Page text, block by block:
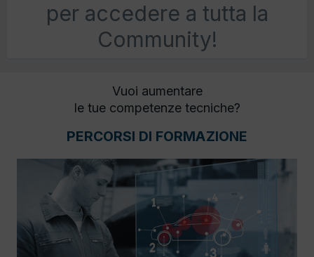
per accedere a tutta la
Community!
Vuoi aumentare
le tue competenze tecniche?
PERCORSI DI FORMAZIONE